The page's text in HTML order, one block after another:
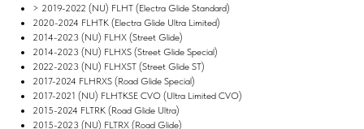
> 2019-2022 (NU) FLHT (Electra Glide Standard)
2020-2024 FLHTK (Electra Glide Ultra Limited)
2014-2023 (NU) FLHX (Street Glide)
2014-2023 (NU) FLHXS (Street Glide Special)
2022-2023 (NU) FLHXST (Street Glide ST)
2017-2024 FLHRXS (Road Glide Special)
2017-2021 (NU) FLHTKSE CVO (Ultra Limited CVO)
2015-2024 FLTRK (Road Glide Ultra)
2015-2023 (NU) FLTRX (Road Glide)